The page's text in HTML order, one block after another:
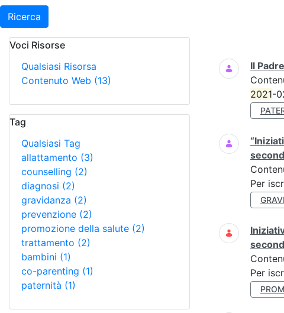
Ricerca
Voci Risorse
Qualsiasi Risorsa
Contenuto Web (13)
Tag
Qualsiasi Tag
allattamento (3)
counselling (2)
diagnosi (2)
gravidanza (2)
prevenzione (2)
promozione della salute (2)
trattamento (2)
bambini (1)
co-parenting (1)
paternità (1)
Ricerca
Il
2021-
Per
Per